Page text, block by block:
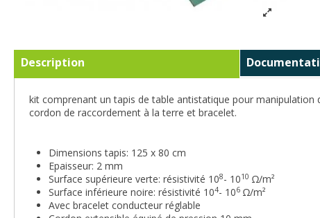
Description
kit comprenant un tapis de table antistatique pour
cordon de raccordement à la terre et bracelet.
Dimensions tapis: 125 x 80 cm
Epaisseur: 2 mm
Surface supérieure verte: résistivité 108- 1010 Ω/m²
Surface inférieure noire: résistivité 104- 106 Ω/m²
Avec bracelet conducteur réglable